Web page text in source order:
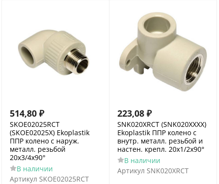
514,80 ₽
SKOE02025RCT
(SKOE02025X) Ekoplastik
ППР колено с наруж.
металл. резьбой
20x3/4x90°
В наличии
Артикул SKOE02025RCT
223,08 ₽
SNK020XRCT (SNK020XXXX)
Ekoplastik ППР колено с
внутр. металл. резьбой и
настен. крепл. 20х1/2x90°
В наличии
Артикул SNK020XRCT